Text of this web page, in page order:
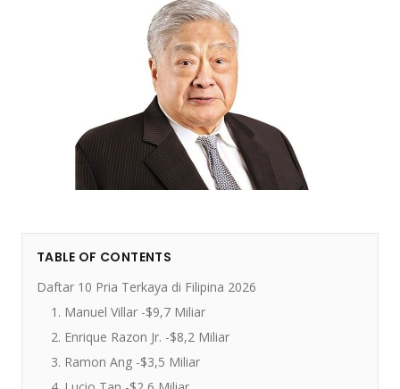
TABLE OF CONTENTS
Daftar 10 Pria Terkaya di Filipina 2026
1. Manuel Villar -$9,7 Miliar
2. Enrique Razon Jr. -$8,2 Miliar
3. Ramon Ang -$3,5 Miliar